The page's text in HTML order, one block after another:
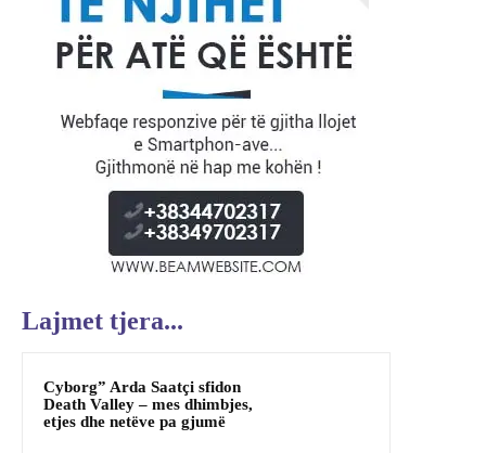
Lajmet tjera...
Cyborg” Arda Saatçi sfidon
Death Valley – mes dhimbjes,
etjes dhe netëve pa gjumë